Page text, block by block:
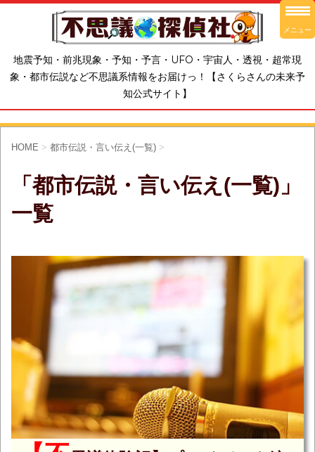
地震予知・前兆現象・予知・予言・UFO・宇宙人・透視・超常現
象・都市伝説など不思議系情報をお届けっ！【さくらさんの未来予
知公式サイト】
HOME > 都市伝説・言い伝え(一覧) >
「都市伝説・言い伝え(一覧)」
一覧
メニュー